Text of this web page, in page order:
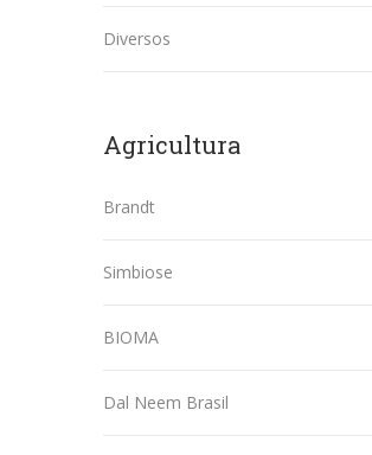
Diversos
Agricultura
Brandt
Simbiose
BIOMA
Dal Neem Brasil